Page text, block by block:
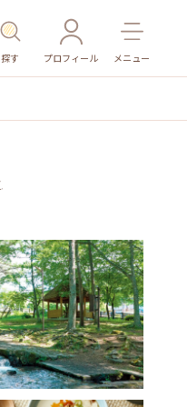
探す プロフィール メニュー
その他施設 ごはん